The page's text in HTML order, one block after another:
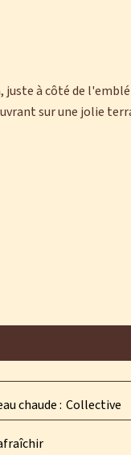
juste à côté de
sur une jolie
chaude Collective